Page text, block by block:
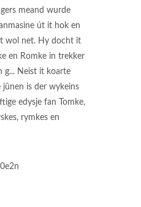
meand wurde
út it hok en
wol net. Hy docht it
en Romke in trekker
g... Neist it koarte
jûnen is der wykeins
edysje fan Tomke,
rymkes en